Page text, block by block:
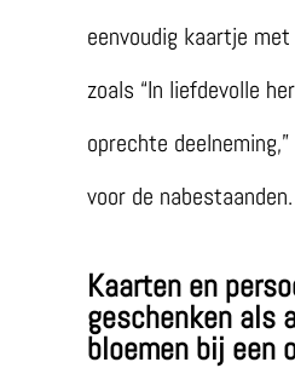
eenvoudig kaartje
zoals “In liefdevolle
oprechte
voor de nabestaanden.
Kaarten en
geschenken als
bloemen bij een